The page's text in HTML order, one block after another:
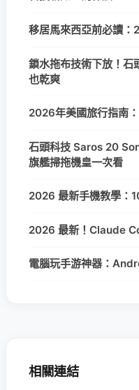
移居馬來西亞前必讀
鎖水拖布技術下放！
也乾爽
2026年美國旅行指南
石頭科技 Saros 20
旗艦掃拖機皇一次看
2026 最新手機教學：
2026 最新！Claude
電腦玩手游神器：
相關連結